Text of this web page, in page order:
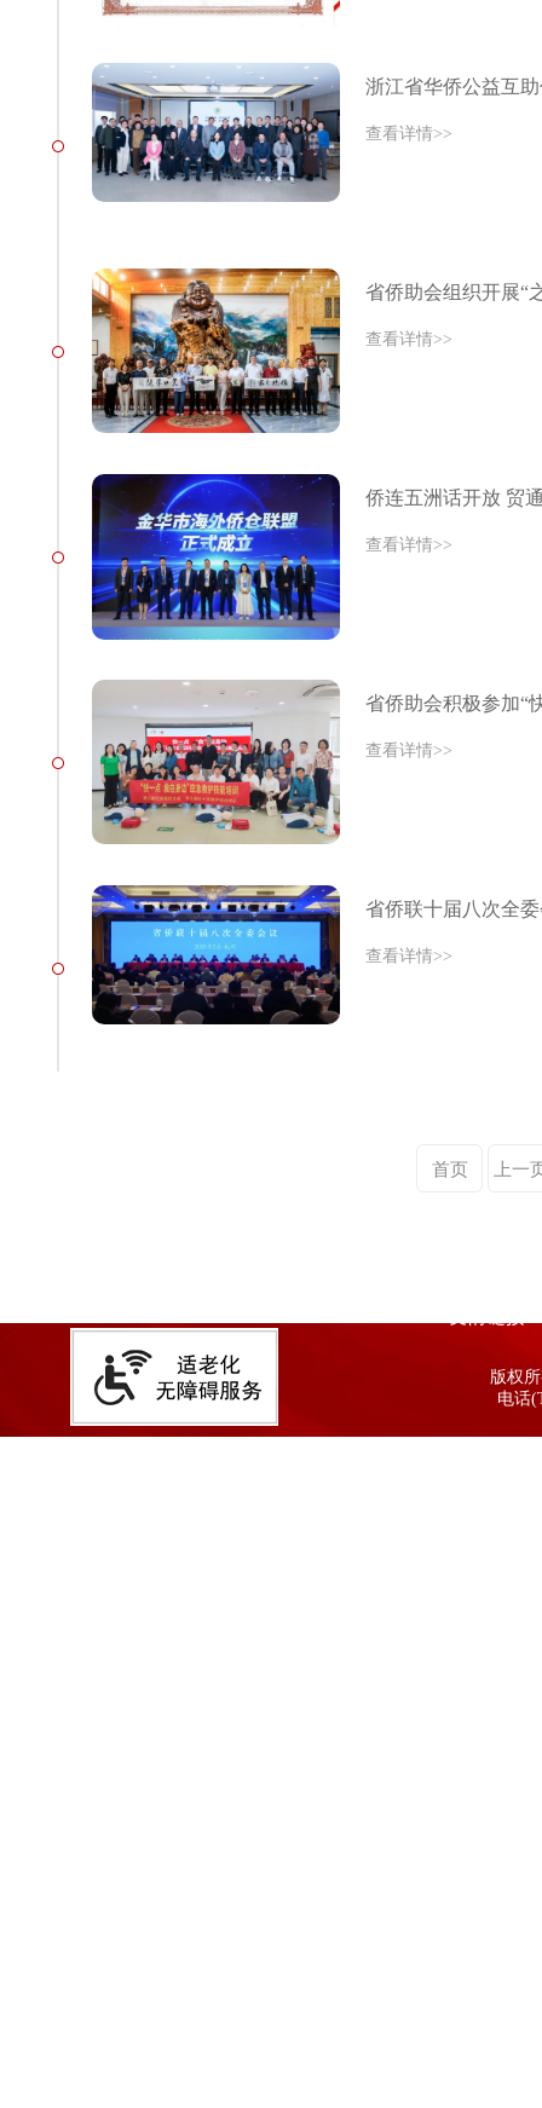
浙江省华侨公益互
查看详情>>
省侨助会组织开展“
查看详情>>
侨连五洲话开放 贸
查看详情>>
省侨助会积极参加“
查看详情>>
省侨联十届八次全
查看详情>>
首页 上一
版权
电话